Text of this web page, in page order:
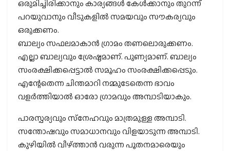
ഒരുമിച്ചിരിക്കാനും കാര്യങ്ങൾ കേൾക്കാനും തുറന്ന്
പറയുവാനും വീടുകളിൽ സമയവും സൗകര്യവും
ഒരുക്കണം.
ബാല്യം സഫലമാകാൻ ഗ്രാമം തണലൊരുക്കണം.
എല്ലാ ബാല്യവും ശ്രേഷ്ഠമാണ്. പുണ്യമാണ്. ബാല്യം
സംരക്ഷിക്കപ്പെട്ടാൽ സമൂഹം സംരക്ഷിക്കപ്പെടും.
എന്റേതെന്ന ചിന്തമാറി നമ്മുടേതെന്ന ഭാവം
വളർത്തിയാൽ ഓരോ ഗ്രാമവും അമ്പാടിയാകും.
പാരസ്പര്യവും സ്‌നേഹവും മാത്രമുള്ള അമ്പാടി.
സന്തോഷവും സമാധാനവും വിളയാടുന്ന അമ്പാടി.
കുഴിയിൽ വീഴ്‌ത്താൻ വരുന്ന പൂതനമാരെയും